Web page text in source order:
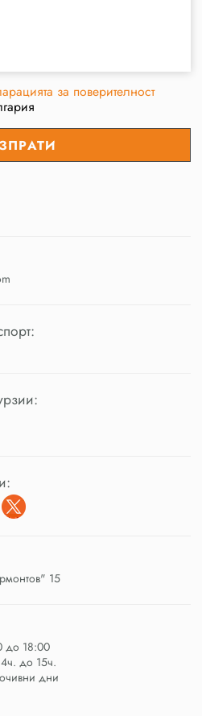
за поверителност
15
до 18:00
до 15ч.
дни